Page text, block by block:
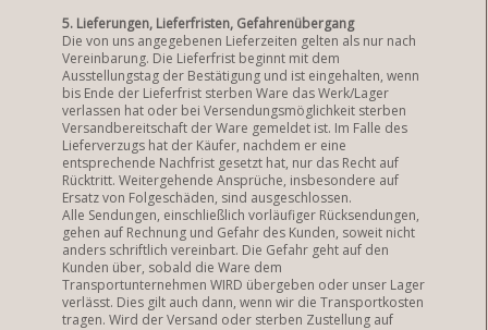
5. Lieferungen, Lieferfristen, Gefahrenübergang
Die von uns angegebenen Lieferzeiten gelten als nur nach
Vereinbarung. Die Lieferfrist beginnt mit dem
Ausstellungstag der Bestätigung und ist eingehalten, wenn
bis Ende der Lieferfrist sterben Ware das Werk/Lager
verlassen hat oder bei Versendungsmöglichkeit sterben
Versandbereitschaft der Ware gemeldet ist. Im Falle des
Lieferverzugs hat der Käufer, nachdem er eine
entsprechende Nachfrist gesetzt hat, nur das Recht auf
Rücktritt. Weitergehende Ansprüche, insbesondere auf
Ersatz von Folgeschäden, sind ausgeschlossen.
Alle Sendungen, einschließlich vorläufiger Rücksendungen,
gehen auf Rechnung und Gefahr des Kunden, soweit nicht
anders schriftlich vereinbart. Die Gefahr geht auf den
Kunden über, sobald die Ware dem
Transportunternehmen WIRD übergeben oder unser Lager
verlässt. Dies gilt auch dann, wenn wir die Transportkosten
tragen. Wird der Versand oder sterben Zustellung auf